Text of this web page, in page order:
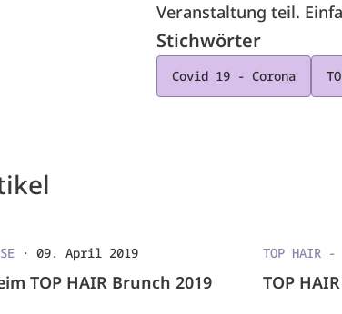
Veranstaltung teil.
Stichwörter
Covid 19 - Corona
· 09. April 2019
TOP HAIR Brunch 2019
TOP HAIR -
TOP